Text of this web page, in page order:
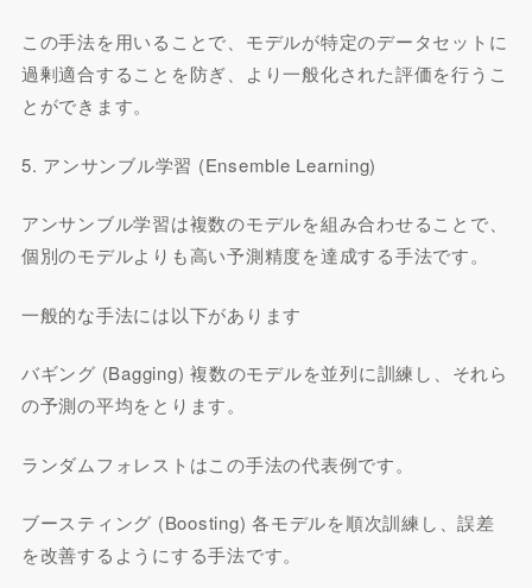
この手法を用いることで、モデルが特定のデータセットに
過剰適合することを防ぎ、より一般化された評価を行うこ
とができます。
5. アンサンブル学習 (Ensemble Learning)
アンサンブル学習は複数のモデルを組み合わせることで、
個別のモデルよりも高い予測精度を達成する手法です。
一般的な手法には以下があります
バギング (Bagging) 複数のモデルを並列に訓練し、それら
の予測の平均をとります。
ランダムフォレストはこの手法の代表例です。
ブースティング (Boosting) 各モデルを順次訓練し、誤差
を改善するようにする手法です。